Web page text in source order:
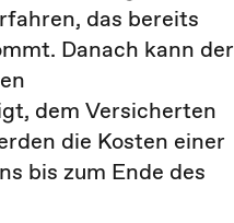
das bereits
Danach kann der
dem Versicherten
die Kosten einer
bis zum Ende des